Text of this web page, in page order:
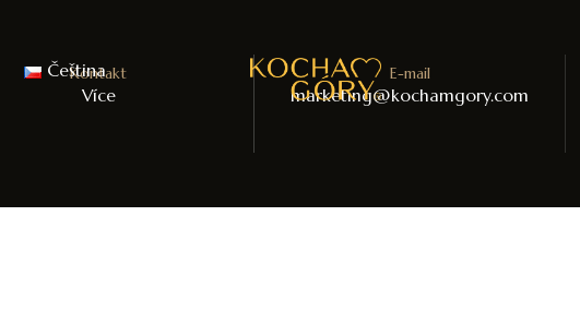
Čeština
Kontakt​
Více
E-mail
marketing@kochamgory.com